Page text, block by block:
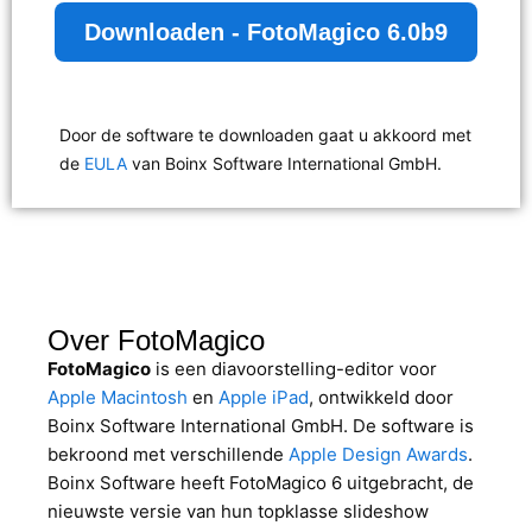
Downloaden - FotoMagico 6.0b9
Door de software te downloaden gaat u akkoord met
de EULA van Boinx Software International GmbH.
Over FotoMagico
FotoMagico is een diavoorstelling-editor voor
Apple Macintosh en Apple iPad, ontwikkeld door
Boinx Software International GmbH. De software is
bekroond met verschillende Apple Design Awards.
Boinx Software heeft FotoMagico 6 uitgebracht, de
nieuwste versie van hun topklasse slideshow